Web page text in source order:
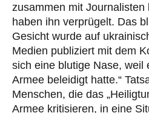
zusammen mit Journalisten
haben ihn verprügelt. Das
Gesicht wurde auf
Medien publiziert mit dem
sich eine blutige Nase, weil
Armee beleidigt hatte.“
Menschen, die das
Armee kritisieren, in eine